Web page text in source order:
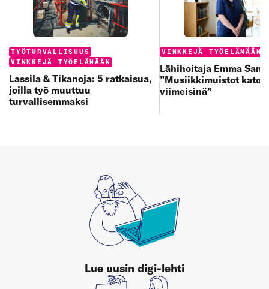
Categories:
TYÖTURVALLISUUS
VINKKEJÄ TYÖELÄMÄÄN
Lassila & Tikanoja: 5 ratkaisua,
joilla työ muuttuu
turvallisemmaksi
Categories:
VINKKEJÄ TYÖELÄMÄÄN
Lähihoitaja Emma
”Musiikkimuistot
viimeisinä”
Lue uusin digi-lehti